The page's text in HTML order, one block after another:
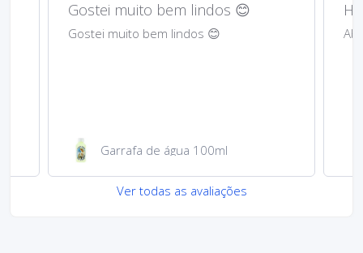
Gostei muito bem lindos 😊
Gostei muito bem lindos 😊
Garrafa de água 100ml
Ver todas as avaliações